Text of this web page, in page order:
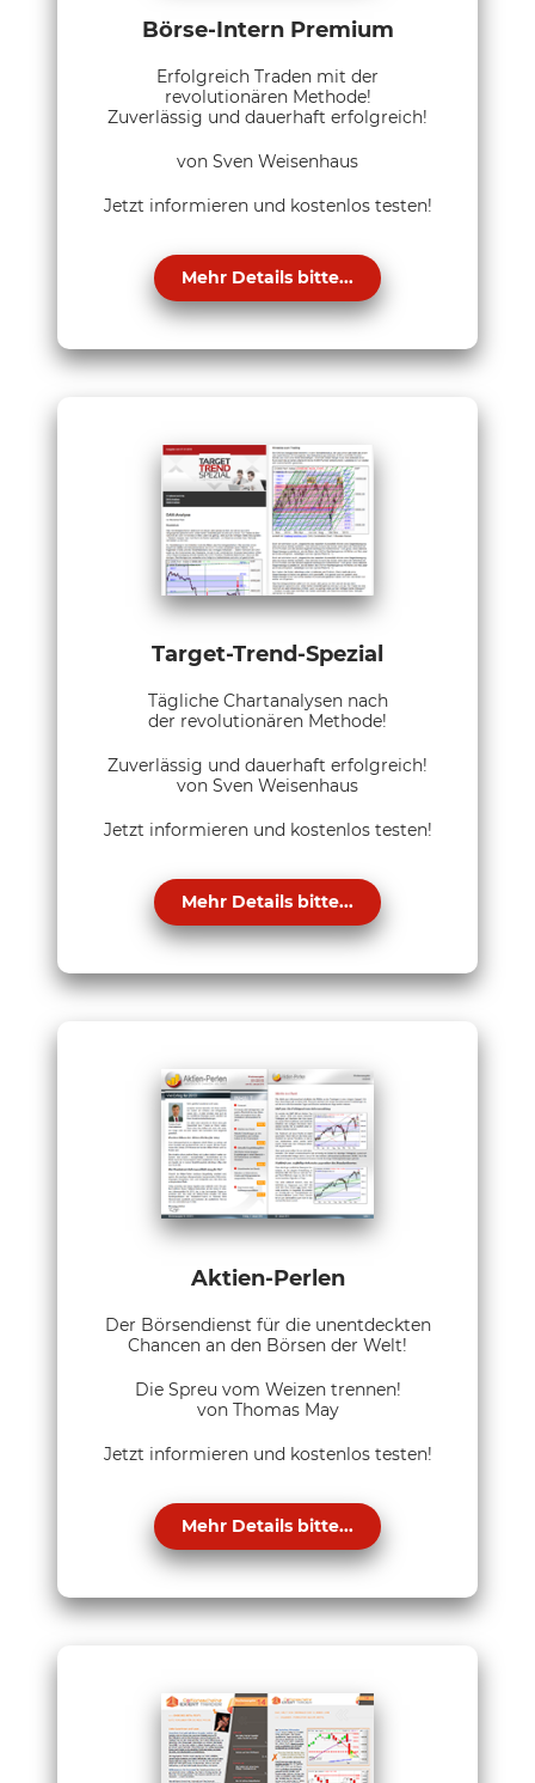
Börse-Intern Premium
Erfolgreich Traden mit der
revolutionären Methode!
Zuverlässig und dauerhaft erfolgreich!
von Sven Weisenhaus
Jetzt informieren und kostenlos testen!
Mehr Details bitte...
Target-Trend-Spezial
Tägliche Chartanalysen nach
der revolutionären Methode!
Zuverlässig und dauerhaft erfolgreich!
von Sven Weisenhaus
Jetzt informieren und kostenlos testen!
Mehr Details bitte...
Aktien-Perlen
Der Börsendienst für die unentdeckten
Chancen an den Börsen der Welt!
Die Spreu vom Weizen trennen!
von Thomas May
Jetzt informieren und kostenlos testen!
Mehr Details bitte...